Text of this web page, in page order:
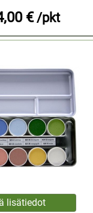
€ /pkt